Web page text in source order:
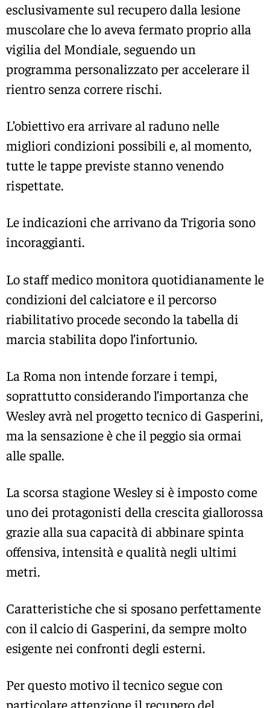
esclusivamente sul recupero dalla lesione
muscolare che lo aveva fermato proprio alla
vigilia del Mondiale, seguendo un
programma personalizzato per accelerare il
rientro senza correre rischi.
L’obiettivo era arrivare al raduno nelle
migliori condizioni possibili e, al momento,
tutte le tappe previste stanno venendo
rispettate.
Le indicazioni che arrivano da Trigoria sono
incoraggianti.
Lo staff medico monitora quotidianamente le
condizioni del calciatore e il percorso
riabilitativo procede secondo la tabella di
marcia stabilita dopo l’infortunio.
La Roma non intende forzare i tempi,
soprattutto considerando l’importanza che
Wesley avrà nel progetto tecnico di Gasperini,
ma la sensazione è che il peggio sia ormai
alle spalle.
La scorsa stagione Wesley si è imposto come
uno dei protagonisti della crescita giallorossa
grazie alla sua capacità di abbinare spinta
offensiva, intensità e qualità negli ultimi
metri.
Caratteristiche che si sposano perfettamente
con il calcio di Gasperini, da sempre molto
esigente nei confronti degli esterni.
Per questo motivo il tecnico segue con
particolare attenzione il recupero del